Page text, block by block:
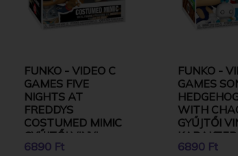
FUNKO - VIDEO C
GAMES FIVE
NIGHTS AT
FREDDYS
COSTUMED MIMIC
GYŰJTŐI VINYL
KARAKTER
6890 Ft
FUNKO -
GAMES
WITH
GYŰJTŐI
KARAKTER
6890 Ft